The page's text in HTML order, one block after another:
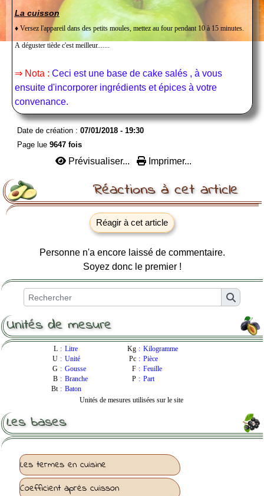
Unités de mesure
L : Litre Kg : Kilogramme
U : Unité Pc : Pièce
G : Gousse F : Feuille
B : Branche P : Part
Bt : Baton
Unités de mesures utilisées sur le site
Les bases
Les termes en cuisine
Coefficient après cuisson
La cuisson
♦ Versez l'appareil dans des petits moules, mettez au four pendant 10 à 15 minutes.
A déguster tiède c'est meilleur.......
⇒ Nota : Ceci est une base de cake salés , à vous
ensuite d'incorporer ingrédients et épices à votre
convenance.
Date de création : 07/01/2018 - 19:30
Page lue 9647 fois
Prévisualiser... Imprimer...
Réactions à cet article
Réagir à cet article
Personne n'a encore laissé de commentaire.
Soyez donc le premier !